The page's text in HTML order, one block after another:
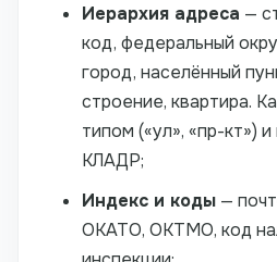
Иерархия адреса —
код, федеральный
город, населённый
строение, квартира.
типом («ул», «пр-кт»)
КЛАДР;
Индекс и коды —
ОКАТО, ОКТМО, код